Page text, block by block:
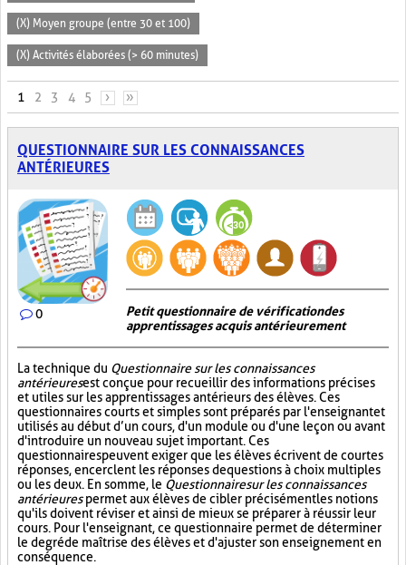
(X) Moyen groupe (entre 30 et 100)
(X) Activités élaborées (> 60 minutes)
PAGES
1 2 3 4 5 › »
QUESTIONNAIRE SUR LES CONNAISSANCES
ANTÉRIEURES
0
Petit questionnaire de vérification des
apprentissages acquis antérieurement
La technique du Questionnaire sur les connaissances
antérieuresest conçue pour recueillir des informations précises
et utiles sur les apprentissages antérieurs des élèves. Ces
questionnaires courts et simples sont préparés par l'enseignant et
utilisés au début d’un cours, d'un module ou d'une leçon ou avant
d'introduire un nouveau sujet important. Ces
questionnaires peuvent exiger que les élèves écrivent de courtes
réponses, encerclent les réponses de questions à choix multiples
ou les deux. En somme, le Questionnaire sur les connaissances
antérieurespermet aux élèves de cibler précisément les notions
qu'ils doivent réviser et ainsi de mieux se préparer à réussir leur
cours. Pour l'enseignant, ce questionnaire permet de déterminer
le degré de maîtrise des élèves et d'ajuster son enseignement en
conséquence.